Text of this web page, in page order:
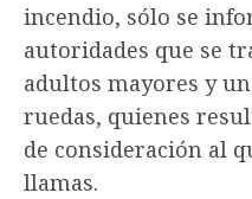
incendio, sólo se
autoridades que se
adultos mayores y
ruedas, quienes
de consideración al
llamas.